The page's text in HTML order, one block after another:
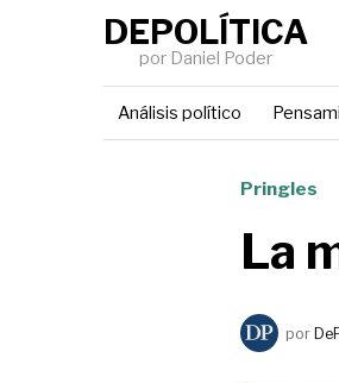
DEPOLÍTICA
por Daniel Poder
Análisis político
Pringles
La
por